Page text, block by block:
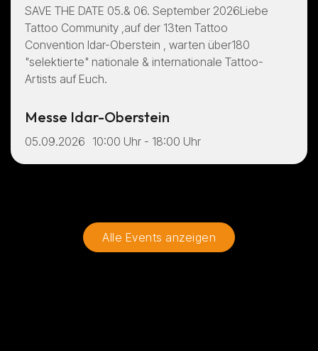
SAVE THE DATE 05.& 06. September 2026Liebe
Tattoo Community ,auf der 13ten Tattoo
Convention Idar-Oberstein , warten über180
"selektierte" nationale & internationale Tattoo-
Artists auf Euch.
Messe Idar-Oberstein
05.09.2026 10:00 Uhr - 18:00 Uhr
Alle Events anzeigen